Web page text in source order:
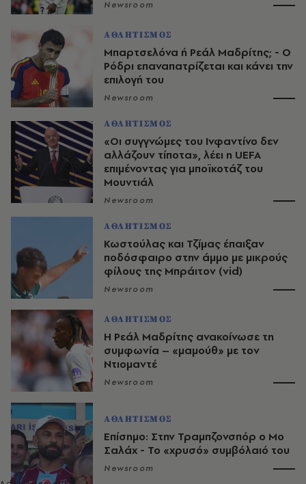
Newsroom
ΑΘΛΗΤΙΣΜΟΣ
Μπαρτσελόνα ή Ρεάλ Μαδρίτης; - Ο
Ρόδρι επαναπατρίζεται και κάνει την
επιλογή του
Newsroom
ΑΘΛΗΤΙΣΜΟΣ
«Οι συγγνώμες του Ινφαντίνο δεν
αλλάζουν τίποτα», λέει η UEFA
επιμένοντας για μποϊκοτάζ του
Μουντιάλ
Newsroom
ΑΘΛΗΤΙΣΜΟΣ
Κωστούλας και Τζίμας έπαιξαν
ποδόσφαιρο στην άμμο με μικρούς
φίλους της Μπράιτον (vid)
Newsroom
ΑΘΛΗΤΙΣΜΟΣ
Η Ρεάλ Μαδρίτης ανακοίνωσε τη
συμφωνία – «μαμούθ» με τον
Ντιομαντέ
Newsroom
ΑΘΛΗΤΙΣΜΟΣ
Επίσημο: Στην Τραμπζονσπόρ ο Μο
Σαλάχ - Το «χρυσό» συμβόλαιό του
Newsroom